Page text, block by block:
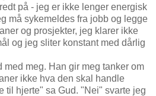
på - jeg er ikke lenger energisk
må sykemeldes fra jobb og legge
og prosjekter, jeg klarer ikke
og jeg sliter konstant med dårlig
med meg. Han gir meg tanker om
ikke hva den skal handle
til hjerte" sa Gud. "Nei" svarte jeg